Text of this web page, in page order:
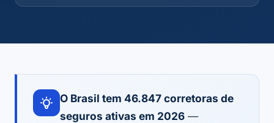
O Brasil tem 46.847 corretoras de
seguros ativas em 2026 —